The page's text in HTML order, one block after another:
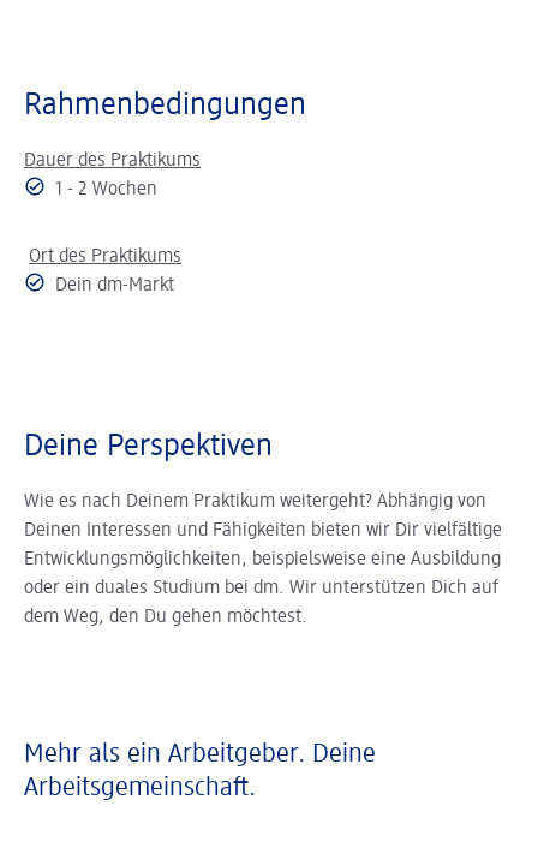
Rahmenbedingungen
Dauer des Praktikums
1 - 2 Wochen
Ort des Praktikums
Dein dm-Markt
Deine Perspektiven
Wie es nach Deinem Praktikum weitergeht? Abhängig von
Deinen Interessen und Fähigkeiten bieten wir Dir vielfältige
Entwicklungsmöglichkeiten, beispielsweise eine Ausbildung
oder ein duales Studium bei dm. Wir unterstützen Dich auf
dem Weg, den Du gehen möchtest.
Mehr als ein Arbeitgeber. Deine
Arbeitsgemeinschaft.